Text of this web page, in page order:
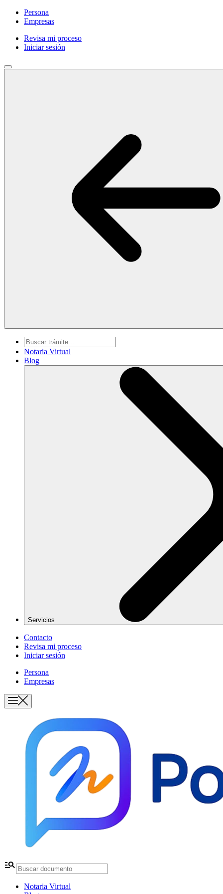
Persona
Empresas
Revisa mi proceso
Iniciar sesión
Notaria Virtual
Blog
Servicios
Contacto
Revisa mi proceso
Iniciar sesión
Persona
Empresas
manage_search
Notaria Virtual